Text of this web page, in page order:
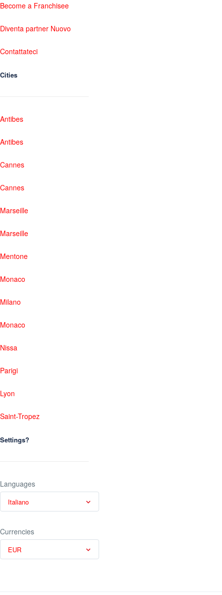
Become a Franchisee
Diventa partner Nuovo
Contattateci
Cities
Antibes
Antibes
Cannes
Cannes
Marseille
Marseille
Mentone
Monaco
Milano
Monaco
Nissa
Parigi
Lyon
Saint-Tropez
Settings?
Languages
Italiano
Currencies
EUR